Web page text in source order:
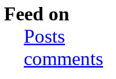
Feed on
Posts
comments